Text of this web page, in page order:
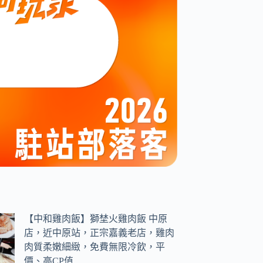
【中和雞肉飯】獅埜火雞肉飯 中原
店，近中原站，正宗嘉義老店，雞肉
肉質柔嫩細緻，免費無限冷飲，平
價、高CP值